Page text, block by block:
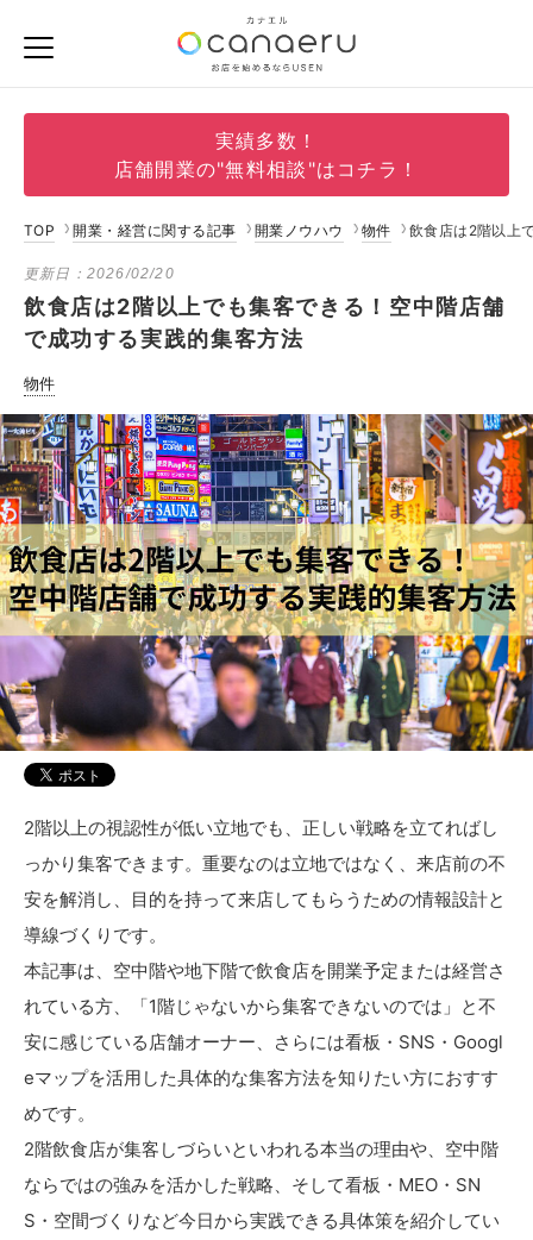
実績多数！
店舗開業の"無料相談"はコチラ！
TOP 開業・経営に関する記事 開業ノウハウ 物件 飲食店は2階以上
更新日： 2026/02/20
飲食店は2階以上でも集客できる！空中階店舗
で成功する実践的集客方法
物件
2階以上の視認性が低い立地でも、正しい戦略を立てればし
っかり集客できます。重要なのは立地ではなく、来店前の不
安を解消し、目的を持って来店してもらうための情報設計と
導線づくりです。
本記事は、空中階や地下階で飲食店を開業予定または経営さ
れている方、「1階じゃないから集客できないのでは」と不
安に感じている店舗オーナー、さらには看板・SNS・Googl
eマップを活用した具体的な集客方法を知りたい方におすす
めです。
2階飲食店が集客しづらいといわれる本当の理由や、空中階
ならではの強みを活かした戦略、そして看板・MEO・SN
S・空間づくりなど今日から実践できる具体策を紹介してい